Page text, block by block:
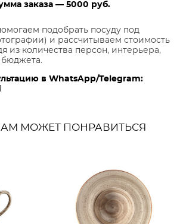
заказа — 5000 руб.
подобрать посуду под
и рассчитываем стоимость
из количества персон, интерьера,
бюджета.
в WhatsApp/Telegram:
МОЖЕТ ПОНРАВИТЬСЯ